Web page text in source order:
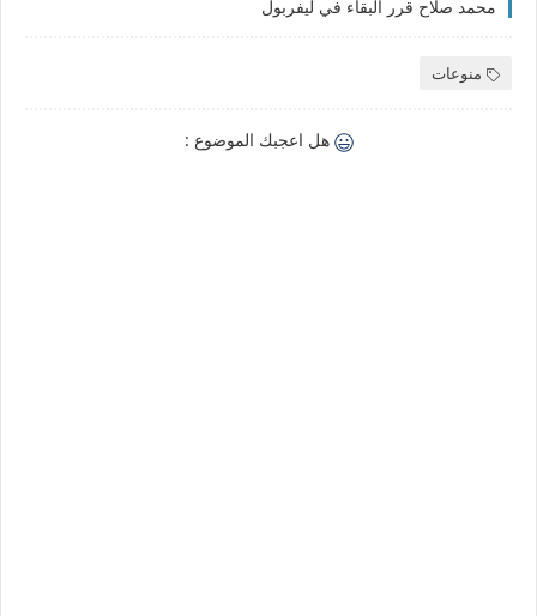
محمد صلاح قرر البقاء في ليفربول
منوعات
هل اعجبك الموضوع :